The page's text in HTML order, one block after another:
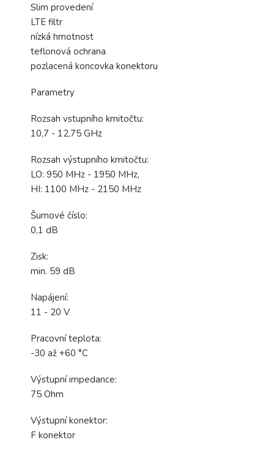
Slim provedení
LTE filtr
nízká hmotnost
teflonová ochrana
pozlacená koncovka konektoru
Parametry
Rozsah vstupního kmitočtu:
10,7 - 12,75 GHz
Rozsah výstupního kmitočtu:
LO: 950 MHz - 1950 MHz,
HI: 1100 MHz - 2150 MHz
Šumové číslo:
0,1 dB
Zisk:
min. 59 dB
Napájení:
11 - 20 V
Pracovní teplota:
-30 až +60 °C
Výstupní impedance:
75 Ohm
Výstupní konektor:
F konektor